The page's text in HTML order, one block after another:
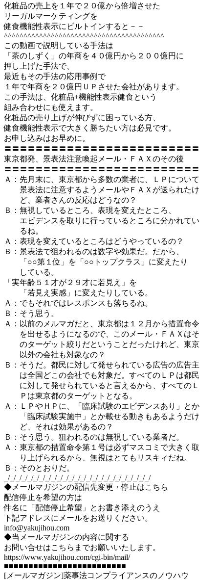
化粧品の売上を１年で２０億から倍増させた
リーガルマーケティングを
健食機能性表示にビルトインすると－－
^^^^^^^^^^^^^^^^^^^^^^^^^^^^^^^^^^^^^^^^^
この動画で説明している手法は
「茶のしずく」の年商を４０億円から２００億円に
押し上げた手法で、
最近もその手法の応用事例で
１年で年商を２０億円ＵＰさせた会社があります。
この手法は、化粧品+機能性表示健食という
組み合わせにも使えます。
化粧品の売り上げが伸びずに困っている方、
健食機能性表示で大きく勝ちたい方は必見です。
お申し込みはお早めに。
〓〓〓〓〓〓〓〓〓〓〓〓〓〓〓〓〓〓〓〓〓〓〓〓〓
東京都発、景表法注意喚起メール・ＦＡＸのその後
〓〓〓〓〓〓〓〓〓〓〓〓〓〓〓〓〓〓〓〓〓〓〓〓〓
Ａ：先月末に、東京都から多数の業者に、ＬＰについて
景表法に注意するようメールやＦＡＸが送られたけ
ど、業者さんの反応はどうなの？
Ｂ：無視しているところ、表現を変えたところ、
エビデンスを取りに行っているところに分かれてい
るね。
Ａ：表現を変えているところはどうやっているの？
Ｂ：景表法で狙われるのは数字や効果だ。だから、
「○○第１位」を「○○トップクラス」に変えたり
している。
「実年齢５１才が２９才に若見え」を
「若見え実感」に変えたりしている。
Ａ：でもそれではレスポンスも落ちるね。
Ｂ：そう思う。
Ａ：以前のメルマガだと、東京都は１２月から措置命令
を出せるようになるので、このメール・ＦＡＸはそ
のターゲット絞りだということだったけれど、東京
以外の会社も対象なの？
Ｂ：そうだ。都民に対して発せられている広告の広告主
は全国どこの会社でも対象だ。すべてのＬＰは都民
に対して発せられていると言えるから、すべてのＬ
Ｐは東京都のターゲットとなる。
Ａ：ＬＰやＨＰに、「臨床試験のエビデンスあり」とか
「臨床試験実施中」とか載せる動きもあるようだけ
ど、それは効果があるの？
Ｂ：そう思う。狙われるのは無視している業者だ。
Ａ：東京都の措置命令第１号は必ずマスコミで大きく取
り上げられるから、無視はとてもリスキィだね。
Ｂ：そのとおりだ。
_/_/_/_/_/_/_/_/_/_/_/_/_/_/_/_/_/_/_/_/_/_/_/_/_/
◆メールマガジンの配信先変更・停止はこちら
配信停止を希望の方は
件名に「配信停止希望」とお書き添えのうえ
下記アドレスにメールをお送りください。
info@yakujihou.com
◆当メールマガジンの内容に関する
お問い合せはこちらまでお願いいたします。
https://www.yakujihou.com/cgi-bin/mail/
■■■■■■■■■■■■■■■■■■■■■■■■■
[メールマガジン]薬事法コンプライアンスのノウハウ